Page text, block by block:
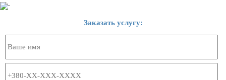
Заказать услугу: